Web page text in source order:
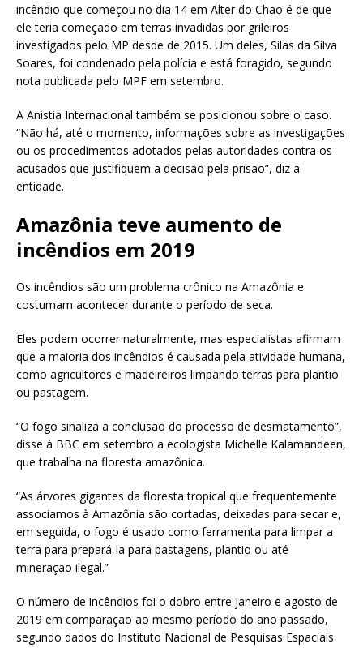
incêndio que começou no dia 14 em Alter do Chão é de que
ele teria começado em terras invadidas por grileiros
investigados pelo MP desde de 2015. Um deles, Silas da Silva
Soares, foi condenado pela polícia e está foragido, segundo
nota publicada pelo MPF em setembro.
A Anistia Internacional também se posicionou sobre o caso.
“Não há, até o momento, informações sobre as investigações
ou os procedimentos adotados pelas autoridades contra os
acusados que justifiquem a decisão pela prisão”, diz a
entidade.
Amazônia teve aumento de
incêndios em 2019
Os incêndios são um problema crônico na Amazônia e
costumam acontecer durante o período de seca.
Eles podem ocorrer naturalmente, mas especialistas afirmam
que a maioria dos incêndios é causada pela atividade humana,
como agricultores e madeireiros limpando terras para plantio
ou pastagem.
“O fogo sinaliza a conclusão do processo de desmatamento”,
disse à BBC em setembro a ecologista Michelle Kalamandeen,
que trabalha na floresta amazônica.
“As árvores gigantes da floresta tropical que frequentemente
associamos à Amazônia são cortadas, deixadas para secar e,
em seguida, o fogo é usado como ferramenta para limpar a
terra para prepará-la para pastagens, plantio ou até
mineração ilegal.”
O número de incêndios foi o dobro entre janeiro e agosto de
2019 em comparação ao mesmo período do ano passado,
segundo dados do Instituto Nacional de Pesquisas Espaciais